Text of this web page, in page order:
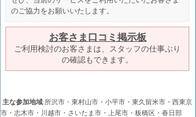
のご協力をお願いいたします。
お客さま口コミ掲示板
ご利用検討のお客さまは、スタッフの仕事ぶり
の確認もできます。
主な参加地域:所沢市・東村山市・小平市・東久留米市・西東京
市・志木市・川越市・さいたま市・上尾市・板橋区・春日部